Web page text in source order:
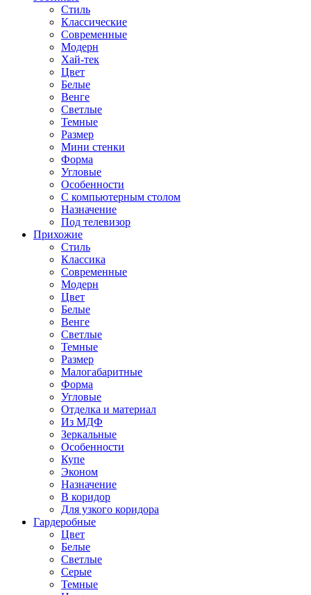
Стиль
Классические
Современные
Модерн
Хай-тек
Цвет
Белые
Венге
Светлые
Темные
Размер
Мини стенки
Форма
Угловые
Особенности
С компьютерным столом
Назначение
Под телевизор
Прихожие
Стиль
Классика
Современные
Модерн
Цвет
Белые
Венге
Светлые
Темные
Размер
Малогабаритные
Форма
Угловые
Отделка и материал
Из МДФ
Зеркальные
Особенности
Купе
Эконом
Назначение
В коридор
Для узкого коридора
Гардеробные
Цвет
Белые
Светлые
Серые
Темные